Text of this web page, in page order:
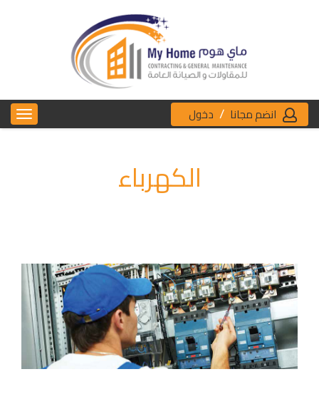
انضم مجانا / دخول
الكهرباء